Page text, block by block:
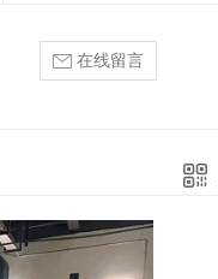
在线留言